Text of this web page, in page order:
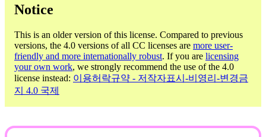
Notice
This is an older version of this license. Compared to previous
versions, the 4.0 versions of all CC licenses are more user-
friendly and more internationally robust. If you are licensing
your own work, we strongly recommend the use of the 4.0
license instead: 이용허락규약 - 저작자표시-비영리-변경금
지 4.0 국제